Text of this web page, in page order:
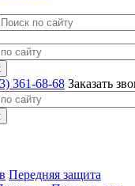
361-68-68 Заказать
Передняя защита